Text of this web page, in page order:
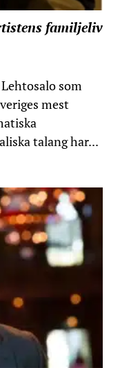
familjeliv
som
mest
talang har...